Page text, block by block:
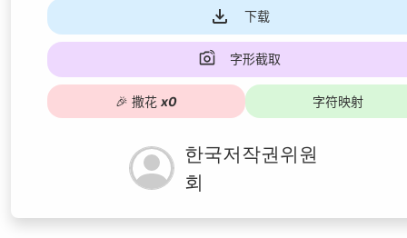
下载
字形截取
🎉 撒花 x0 字符映射
한국저작권위원
회